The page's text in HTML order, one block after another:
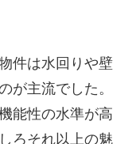
件は水回りや壁
が主流でした。
能性の水準が高
ろそれ以上の魅